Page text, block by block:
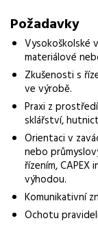
Typ úvazku
Plný úvazek
Mzda
90 000 - 120 000
Forma práce
práce na
Vzdělání
Vysokoškolské
Vybrané benefity
13. plat,
Požadavky
Vysokoškolské
materiálové
Zkušenosti s
ve výrobě.
Praxi z
sklářství,
Orientaci v
nebo
řízením,
výhodou.
Komunikativní
Ochotu